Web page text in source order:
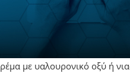
με υαλουρονικό οξύ ή